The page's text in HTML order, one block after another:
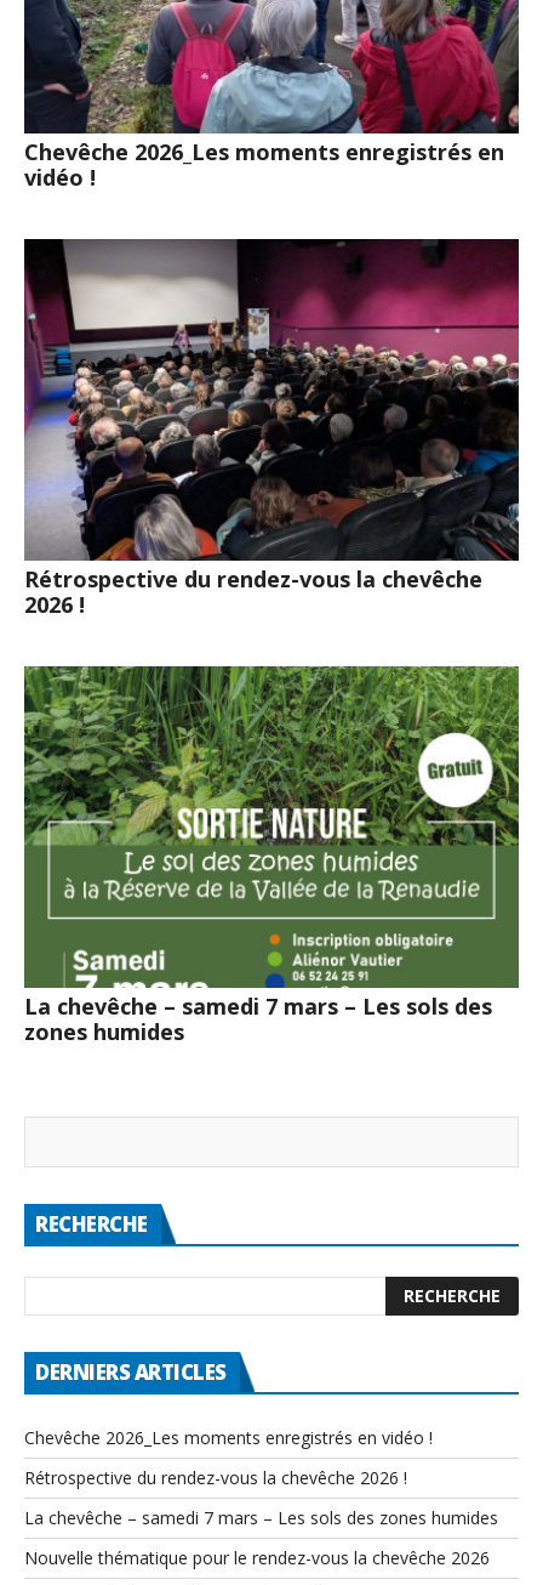
Chevêche 2026_Les moments enregistrés en
vidéo !
Rétrospective du rendez-vous la chevêche
2026 !
La chevêche – samedi 7 mars – Les sols des
zones humides
RECHERCHE
DERNIERS ARTICLES
Chevêche 2026_Les moments enregistrés en vidéo !
Rétrospective du rendez-vous la chevêche 2026 !
La chevêche – samedi 7 mars – Les sols des zones humides
Nouvelle thématique pour le rendez-vous la chevêche 2026